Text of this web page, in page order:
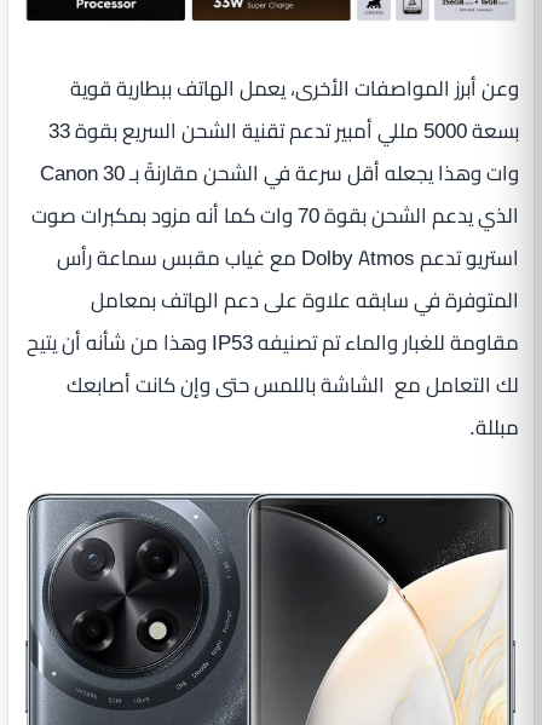
وعن أبرز المواصفات الأخرى، يعمل الهاتف ببطارية قوية
بسعة 5000 مللي أمبير تدعم تقنية الشحن السريع بقوة 33
وات وهذا يجعله أقل سرعة في الشحن مقارنةً بـ Canon 30
الذي يدعم الشحن بقوة 70 وات كما أنه مزود بمكبرات صوت
استريو تدعم Dolby Atmos مع غياب مقبس سماعة رأس
المتوفرة في سابقه علاوة على دعم الهاتف بمعامل
مقاومة للغبار والماء تم تصنيفه IP53 وهذا من شأنه أن يتيح
لك التعامل مع الشاشة باللمس حتى وإن كانت أصابعك
مبللة.